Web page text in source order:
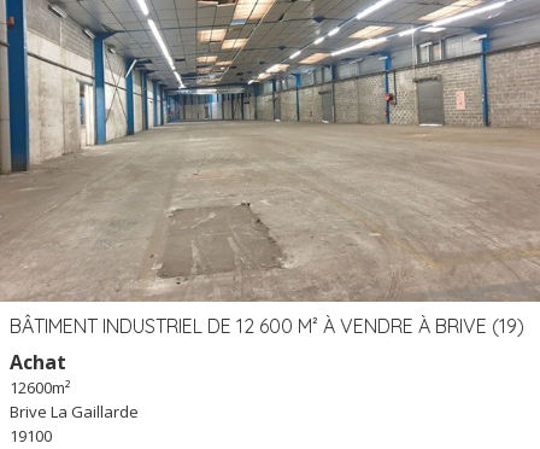
BÂTIMENT INDUSTRIEL DE 12 600 M² À VENDRE À BRIVE (19)
Achat
12600m²
Brive La Gaillarde
19100